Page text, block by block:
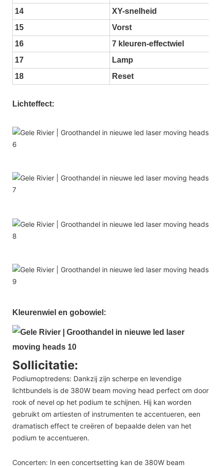
14
XY-snelheid
15
Vorst
16
7 kleuren-effectwiel
17
Lamp
18
Reset
Lichteffect:
Kleurenwiel en gobowiel:
Sollicitatie:
Podiumoptredens: Dankzij zijn scherpe en levendige
lichtbundels is de 380W beam moving head perfect om door
rook of nevel op het podium te schijnen. Hij kan worden
gebruikt om artiesten of instrumenten te accentueren, een
dramatisch effect te creëren of bepaalde delen van het
podium te accentueren.
Concerten: In een concertsetting kan de 380W beam